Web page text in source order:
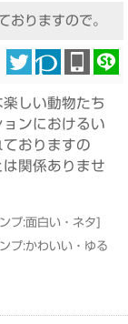
おりますので。
しい動物たち
ンにおけるい
おりますの
関係ありませ
プ:面白い・ネタ]
プ:かわいい・ゆる